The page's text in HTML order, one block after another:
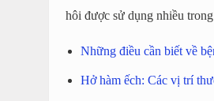
hôi được sử dụng nhiều
Những điều cần biết về
Hở hàm ếch: Các vị trí